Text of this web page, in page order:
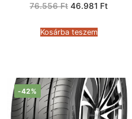
76.556Ft Original
76.556 Ft.
46.981 FtCurrent
Kosárba teszem
-42%